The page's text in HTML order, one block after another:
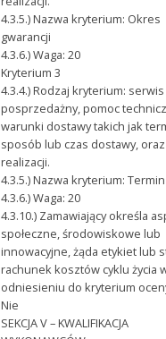
4.3.5.) Nazwa kryterium: Okres
gwarancji
4.3.6.) Waga: 20
Kryterium 3
4.3.4.) Rodzaj kryterium: serwis
posprzedażny, pomoc
warunki dostawy takich jak
sposób lub czas dostawy,
realizacji.
4.3.5.) Nazwa kryterium:
4.3.6.) Waga: 20
4.3.10.) Zamawiający określa
społeczne, środowiskowe lub
innowacyjne, żąda etykiet lub
rachunek kosztów cyklu życia
odniesieniu do kryterium
Nie
SEKCJA V – KWALIFIKACJA